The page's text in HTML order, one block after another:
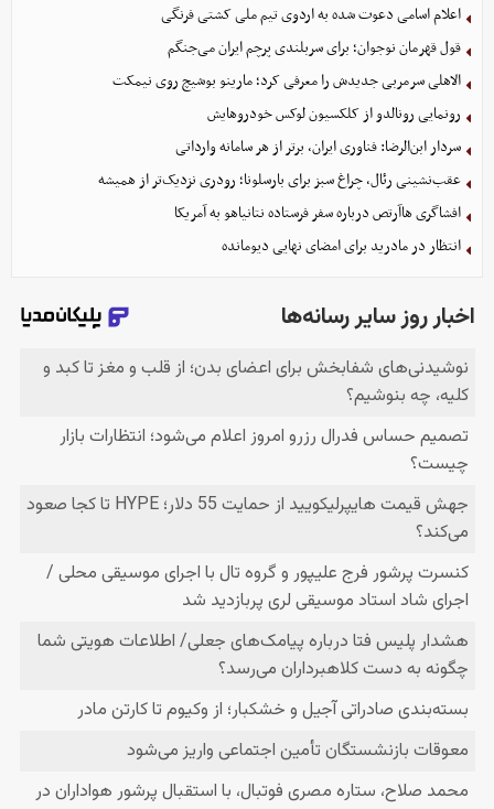
اعلام اسامی دعوت شده به اردوی تیم ملی کشتی فرنگی
قول قهرمان نوجوان؛ برای سربلندی پرچم ایران می‌جنگم
الاهلی سرمربی جدیدش را معرفی کرد؛ مارینو بوشیچ روی نیمکت
رونمایی رونالدو از کلکسیون لوکس خودروهایش
سردار ابن‌الرضا: فناوری ایران، برتر از هر سامانه وارداتی
عقب‌نشینی رئال، چراغ سبز برای بارسلونا؛ رودری نزدیک‌تر از همیشه
افشاگری هاآرتص درباره سفر فرستاده نتانیاهو به آمریکا
انتظار در مادرید برای امضای نهایی دیومانده